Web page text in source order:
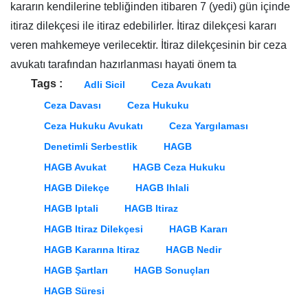
kararın kendilerine tebliğinden itibaren 7 (yedi) gün içinde
itiraz dilekçesi ile itiraz edebilirler. İtiraz dilekçesi kararı
veren mahkemeye verilecektir. İtiraz dilekçesinin bir ceza
avukatı tarafından hazırlanması hayati önem ta
Tags :
Adli Sicil
Ceza Avukatı
Ceza Davası
Ceza Hukuku
Ceza Hukuku Avukatı
Ceza Yargılaması
Denetimli Serbestlik
HAGB
HAGB Avukat
HAGB Ceza Hukuku
HAGB Dilekçe
HAGB Ihlali
HAGB Iptali
HAGB Itiraz
HAGB Itiraz Dilekçesi
HAGB Kararı
HAGB Kararına Itiraz
HAGB Nedir
HAGB Şartları
HAGB Sonuçları
HAGB Süresi